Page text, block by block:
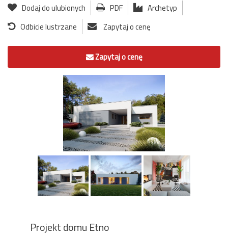
Dodaj do ulubionych PDF
Archetyp
Odbicie lustrzane
Zapytaj o cenę
Zapytaj o cenę
Projekt domu Etno